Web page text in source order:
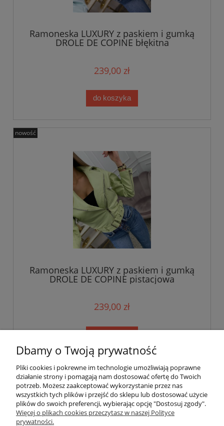
Ramoneska LUXURY z paskiem i gumką
DROLE DE COPINE błękitna
239,00 zł
do koszyka
Ramoneska LUXURY z paskiem i gumką
DROLE DE COPINE pistacjowa
239,00 zł
nowość
Informacje i pomoc
Moje konto
Dbamy o Twoją prywatność
Pliki cookies i pokrewne im technologie umożliwiają poprawne
działanie strony i pomagają nam dostosować ofertę do Twoich
potrzeb. Możesz zaakceptować wykorzystanie przez nas
wszystkich tych plików i przejść do sklepu lub dostosować użycie
plików do swoich preferencji, wybierając opcję "Dostosuj zgody".
Więcej o plikach cookies przeczytasz w naszej Polityce
prywatności.